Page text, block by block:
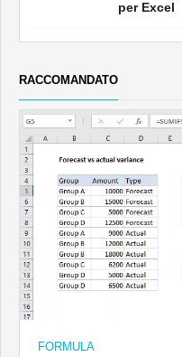
per Excel
RACCOMANDATO
FORMULA